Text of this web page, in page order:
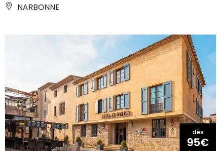
NARBONNE
dès
95€